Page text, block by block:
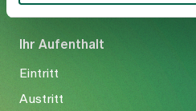
Ihr Aufenthalt
Eintritt
Austritt